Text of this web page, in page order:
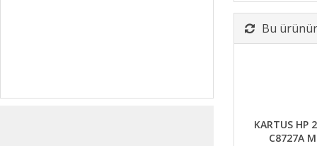
Bu
KARTUS HP
C8727A